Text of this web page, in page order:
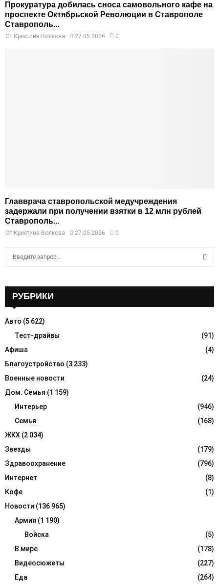
Прокуратура добилась сноса самовольного кафе на
проспекте Октябрьской Революции в Ставрополе
Ставрополь...
От Кристина Волкова 27.05.2026 0
Главврача ставропольской медучреждения
задержали при получении взятки в 12 млн рублей
Ставрополь...
От Кристина Волкова 27.05.2026 0
o
R
C
H
РУБРИКИ
Авто (5 622)
Тест-драйвы
(91)
Афиша
(4)
Благоустройство (3 233)
Военные новости
(24)
Дом. Семья (1 159)
Интерьер
(946)
Семья
(168)
ЖКХ (2 034)
Звезды
(179)
Здравоохранение
(796)
Интернет
(8)
Кофе
(1)
Новости (136 965)
Армия (1 190)
Войска
(5)
В мире
(178)
Видеосюжеты
(227)
Еда
(264)